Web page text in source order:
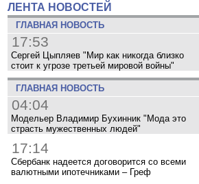
ЛЕНТА НОВОСТЕЙ
ГЛАВНАЯ НОВОСТЬ
17:53
Сергей Цыпляев "Мир как никогда близко
стоит к угрозе третьей мировой войны"
ГЛАВНАЯ НОВОСТЬ
04:04
Модельер Владимир Бухинник "Мода это
страсть мужественных людей"
17:14
Сбербанк надеется договорится со всеми
валютными ипотечниками – Греф